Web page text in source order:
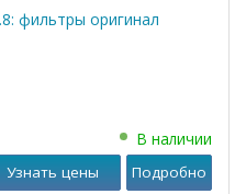
фильтры оригинал
В наличии
Узнать цены Подробно